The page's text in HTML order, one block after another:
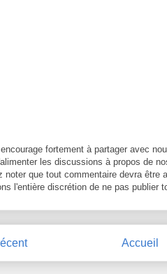
fortement à partager avec
les discussions à propos de
noter que tout commentaire devra être
l'entière discrétion de ne pas publier
Accueil